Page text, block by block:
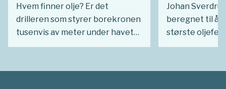
Hvem finner olje? Er det
drilleren som styrer borekronen
tusenvis av meter under havet?
Er det borehullsgeologen som
seismikkselskapet som samlet
Johan
beregnet til å
største
sokkel.
det ble